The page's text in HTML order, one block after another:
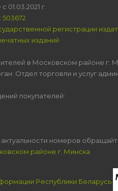
01.03.2021 г.
503672
регистрации
изданий
в Московском районе г.
Отдел торговли и услуг
покупателей:
номеров
районе г. Минска